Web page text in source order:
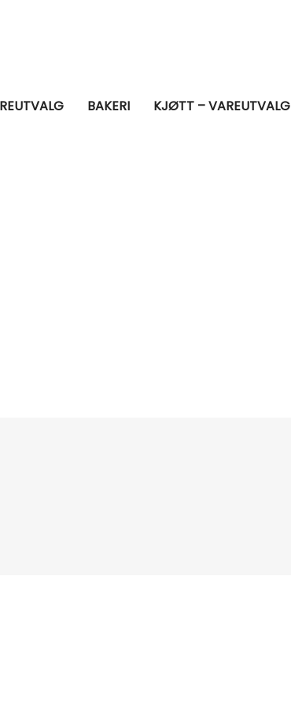
BAKERI KJØTT – VAREUTVALG